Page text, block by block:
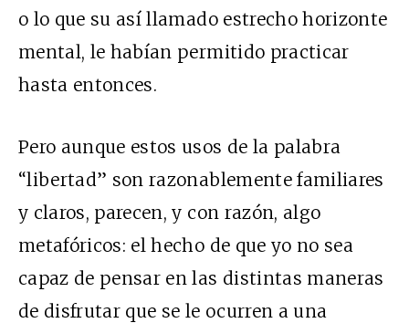
o lo que su así llamado estrecho horizonte
mental, le habían permitido practicar
hasta entonces.
Pero aunque estos usos de la palabra
“libertad” son razonablemente familiares
y claros, parecen, y con razón, algo
metafóricos: el hecho de que yo no sea
capaz de pensar en las distintas maneras
de disfrutar que se le ocurren a una